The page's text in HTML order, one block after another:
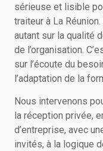
sérieuse et lisible
traiteur à La
autant sur la qualité
de l’organisation.
sur l’écoute du
l’adaptation de la
Nous intervenons
la réception privée,
d’entreprise, avec
invités, à la logique